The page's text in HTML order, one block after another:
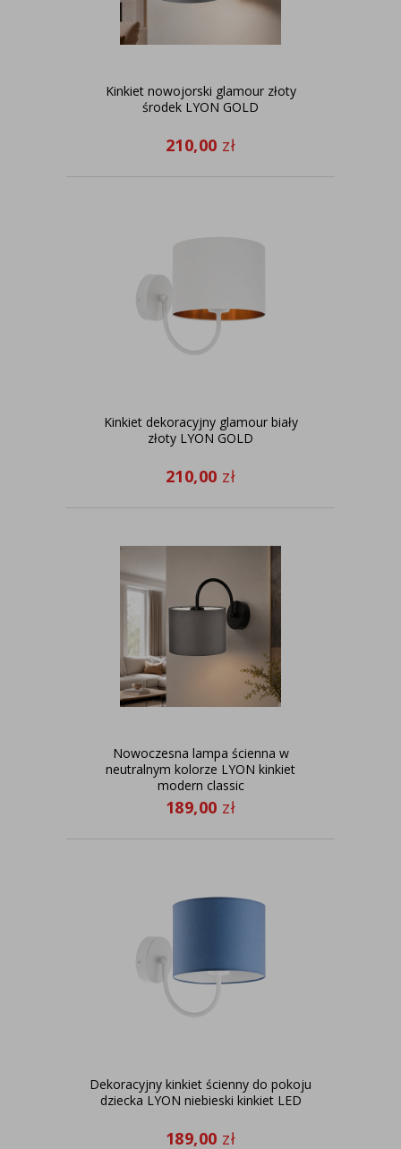
Kinkiet nowojorski glamour złoty
środek LYON GOLD
210,00 zł
Kinkiet dekoracyjny glamour biały
złoty LYON GOLD
210,00 zł
Nowoczesna lampa ścienna w
neutralnym kolorze LYON kinkiet
modern classic
189,00 zł
Dekoracyjny kinkiet ścienny do pokoju
dziecka LYON niebieski kinkiet LED
189,00 zł